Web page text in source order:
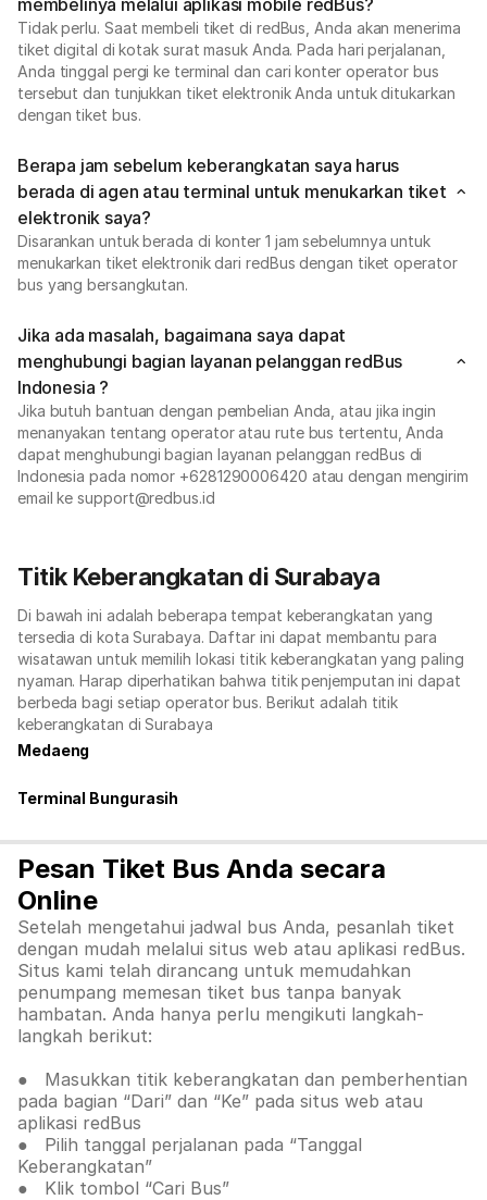
membelinya melalui aplikasi mobile redBus?
Tidak perlu. Saat membeli tiket di redBus, Anda akan menerima
tiket digital di kotak surat masuk Anda. Pada hari perjalanan,
Anda tinggal pergi ke terminal dan cari konter operator bus
tersebut dan tunjukkan tiket elektronik Anda untuk ditukarkan
dengan tiket bus.
Berapa jam sebelum keberangkatan saya harus
berada di agen atau terminal untuk menukarkan tiket
elektronik saya?
Disarankan untuk berada di konter 1 jam sebelumnya untuk
menukarkan tiket elektronik dari redBus dengan tiket operator
bus yang bersangkutan.
Jika ada masalah, bagaimana saya dapat
menghubungi bagian layanan pelanggan redBus
Indonesia ?
Jika butuh bantuan dengan pembelian Anda, atau jika ingin
menanyakan tentang operator atau rute bus tertentu, Anda
dapat menghubungi bagian layanan pelanggan redBus di
Indonesia pada nomor +6281290006420 atau dengan mengirim
email ke support@redbus.id
Titik Keberangkatan di Surabaya
Di bawah ini adalah beberapa tempat keberangkatan yang
tersedia di kota Surabaya. Daftar ini dapat membantu para
wisatawan untuk memilih lokasi titik keberangkatan yang paling
nyaman. Harap diperhatikan bahwa titik penjemputan ini dapat
berbeda bagi setiap operator bus. Berikut adalah titik
keberangkatan di Surabaya
Medaeng
Terminal Bungurasih
Pesan Tiket Bus Anda secara
Online
Setelah mengetahui jadwal bus Anda, pesanlah tiket
dengan mudah melalui situs web atau aplikasi redBus.
Situs kami telah dirancang untuk memudahkan
penumpang memesan tiket bus tanpa banyak
hambatan. Anda hanya perlu mengikuti langkah-
langkah berikut:
● Masukkan titik keberangkatan dan pemberhentian
pada bagian “Dari” dan “Ke” pada situs web atau
aplikasi redBus
● Pilih tanggal perjalanan pada “Tanggal
Keberangkatan”
● Klik tombol “Cari Bus”